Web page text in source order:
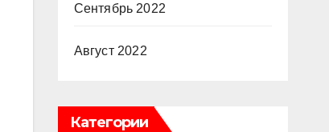
Сентябрь 2022
Август 2022
Категории